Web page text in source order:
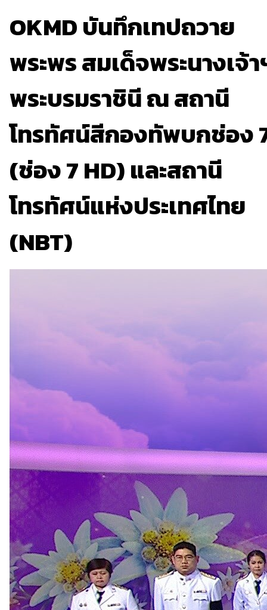
OKMD บันทึกเทปถวาย
พระพร สมเด็จพระนางเจ้
พระบรมราชินี ณ สถานี
โทรทัศน์สีกองทัพบกช่อง
(ช่อง 7 HD) และสถานี
โทรทัศน์แห่งประเทศไทย
(NBT)